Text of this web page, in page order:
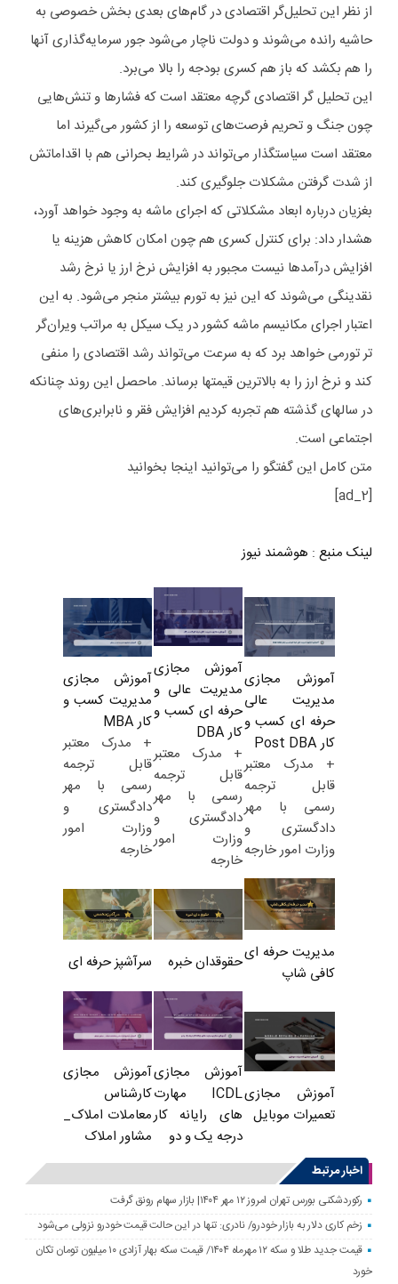
از نظر این تحلیل‌گر اقتصادی در گام‌های بعدی بخش خصوصی به
حاشیه رانده می‌شوند و دولت ناچار می‌شود جور سرمایه‌گذاری آنها
را هم بکشد که باز هم کسری بودجه را بالا می‌برد.
این تحلیل گر اقتصادی گرچه معتقد است که فشارها و تنش‌هایی
چون جنگ و تحریم فرصت‌های توسعه را از کشور می‌گیرند اما
معتقد است سیاستگذار می‌تواند در شرایط بحرانی هم با اقداماتش
از شدت گرفتن مشکلات جلوگیری کند.
بغزیان درباره ابعاد مشکلاتی که اجرای ماشه به وجود خواهد آورد،
هشدار داد: برای کنترل کسری هم چون امکان کاهش هزینه یا
افزایش درآمدها نیست مجبور به افزایش نرخ ارز یا نرخ رشد
نقدینگی می‌شوند که این نیز به تورم بیشتر منجر می‌شود. به این
اعتبار اجرای مکانیسم ماشه کشور در یک سیکل به مراتب ویران‌گر
تر تورمی خواهد برد که به سرعت می‌تواند رشد اقتصادی را منفی
کند و نرخ ارز را به بالاترین قیمتها برساند. ماحصل این روند چنانکه
در سالهای گذشته هم تجربه کردیم افزایش فقر و نابرابری‌های
اجتماعی است.
متن کامل این گفتگو را می‌توانید اینجا بخوانید
[ad_2]
لینک منبع : هوشمند نیوز
آموزش مجازی
مدیریت عالی
حرفه ای کسب و
کار Post DBA
+ مدرک معتبر
قابل ترجمه
رسمی با مهر
دادگستری و
وزارت امور خارجه
آموزش مجازی
مدیریت عالی و
حرفه ای کسب و
کار DBA
+ مدرک معتبر
قابل ترجمه
رسمی با مهر
دادگستری و
وزارت امور
خارجه
آموزش مجازی
مدیریت کسب و
کار MBA
+ مدرک معتبر
قابل ترجمه
رسمی با مهر
دادگستری و
وزارت امور
خارجه
مدیریت حرفه ای
کافی شاپ
حقوقدان خبره سرآشپز حرفه ای
آموزش مجازی
تعمیرات موبایل
آموزش مجازی
ICDL مهارت
های رایانه کار
درجه یک و دو
آموزش مجازی
کارشناس
معاملات املاک_
مشاور املاک
اخبار مرتبط
رکوردشکنی بورس تهران امروز ۱۲ مهر ۱۴۰۴| بازار سهام رونق گرفت
زخم کاری دلار به بازار خودرو/ نادری: تنها در این حالت قیمت خودرو نزولی می‌شود
قیمت جدید طلا و سکه ۱۲ مهرماه ۱۴۰۴/ قیمت سکه بهار آزادی ۱۰ میلیون تومان تکان
خورد